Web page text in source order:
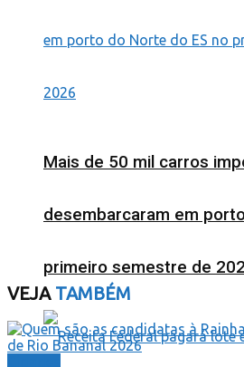
Mais de 50 mil carros
desembarcaram em
primeiro semestre de
VEJATAMBÉM